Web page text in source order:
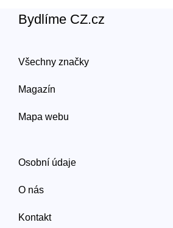
Bydlíme CZ.cz
Všechny značky
Magazín
Mapa webu
Osobní údaje
O nás
Kontakt